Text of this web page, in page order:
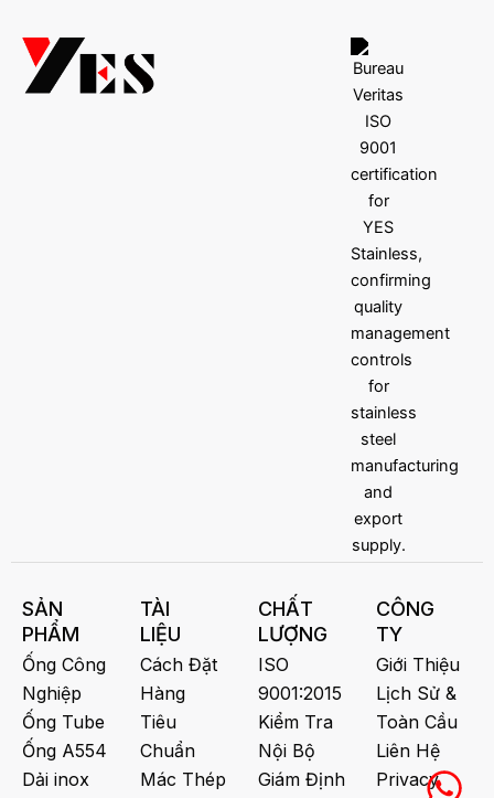
SẢN
PHẨM
Ống Công
Nghiệp
Ống Tube
Ống A554
Dải inox
TÀI
LIỆU
Cách Đặt
Hàng
Tiêu
Chuẩn
Mác Thép
CHẤT
LƯỢNG
ISO
9001:2015
Kiểm Tra
Nội Bộ
Giám Định
CÔNG
TY
Giới Thiệu
Lịch Sử &
Toàn Cầu
Liên Hệ
Privacy